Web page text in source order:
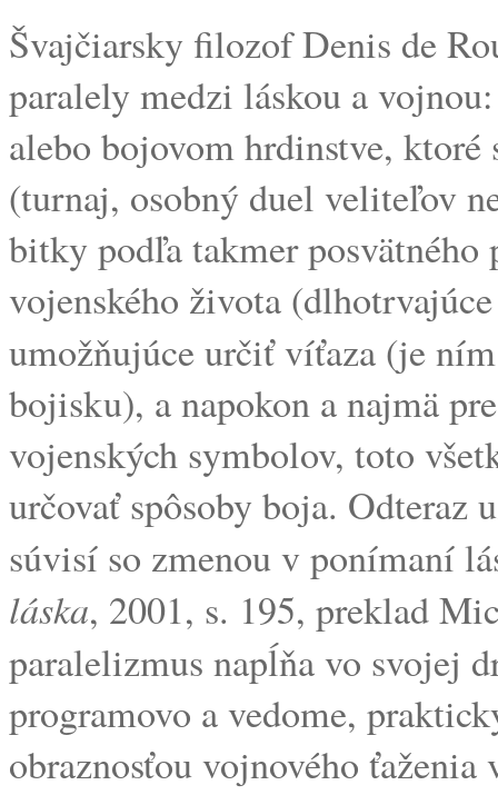
Švajčiarsky filozof Denis de
paralely medzi láskou a
alebo bojovom hrdinstve, ktoré
(turnaj, osobný duel veliteľov
bitky podľa takmer
vojenského života
umožňujúce určiť víťaza (je
bojisku), a napokon a najmä
vojenských symbolov, toto
určovať spôsoby boja. Odteraz
súvisí so zmenou v ponímaní
láska, 2001, s. 195, preklad
paralelizmus napĺňa vo svojej
programovo a vedome,
obraznosťou vojnového